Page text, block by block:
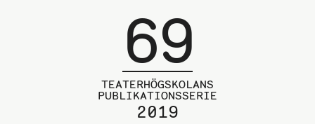
69
TEATERHÖGSKOLANS
PUBLIKATIONSSERIE
2019